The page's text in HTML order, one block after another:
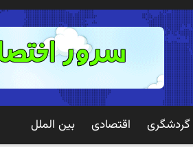
گردشگری اقتصادی بین الملل